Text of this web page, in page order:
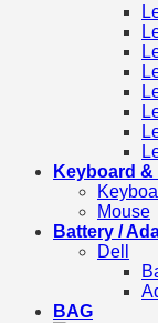
Keyboard &
Mouse
Battery /
Dell
BAG